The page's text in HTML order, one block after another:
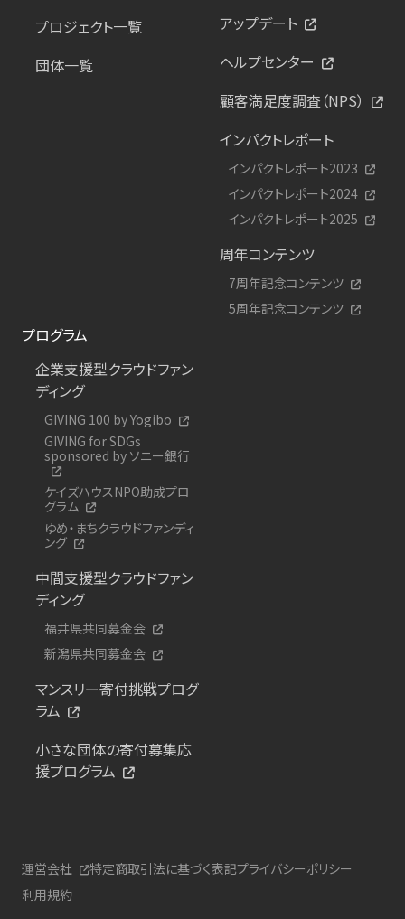
プロジェクト一覧
団体一覧
アップデート
ヘルプセンター
顧客満足度調査（NPS）
インパクトレポート
インパクトレポート2023
インパクトレポート2024
インパクトレポート2025
周年コンテンツ
7周年記念コンテンツ
5周年記念コンテンツ
プログラム
企業支援型クラウドファン
ディング
GIVING 100 by Yogibo
GIVING for SDGs
sponsored by ソニー銀行
ケイズハウスNPO助成プロ
グラム
ゆめ・まちクラウドファンディ
ング
中間支援型クラウドファン
ディング
福井県共同募金会
新潟県共同募金会
マンスリー寄付挑戦プログ
ラム
小さな団体の寄付募集応
援プログラム
運営会社 特定商取引法に基づく表記プライバシーポリシー
利用規約